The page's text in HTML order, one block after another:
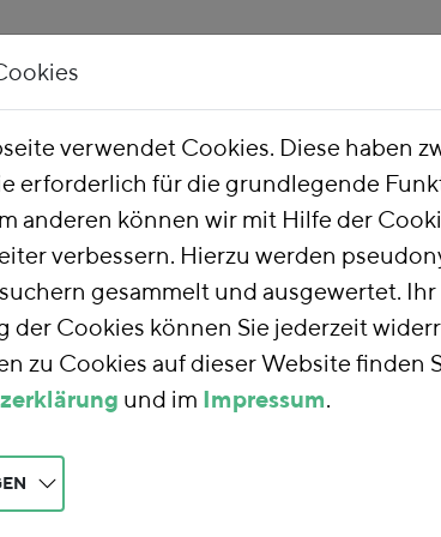
Finanzreform
nutzen wir die
auf eine
und Gesellschaft
Umwelt und
verwendet Cookies. Diese haben
erforderlich für die grundlegende
anderen können wir mit Hilfe der
verbessern. Hierzu werden
gesammelt und ausgewertet.
der Cookies können Sie jederzeit
zu Cookies auf dieser Website finden
und im Impressum.